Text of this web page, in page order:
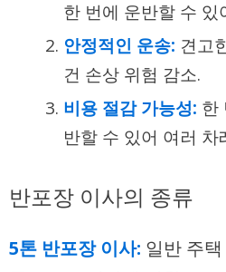
한 번에 운반할 수 있
안정적인 운송: 견고
건 손상 위험 감소.
비용 절감 가능성: 한
반할 수 있어 여러
반포장 이사의 종류
5톤 반포장 이사: 일반 주